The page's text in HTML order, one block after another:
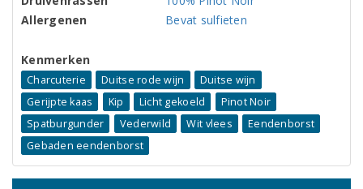
Allergenen
Bevat sulfieten
Kenmerken
Charcuterie Duitse rode wijn
Duitse wijn
Gerijpte kaas
Kip Licht gekoeld
Pinot Noir
Spatburgunder
Vederwild Wit vlees
Eendenborst
Gebaden eendenborst